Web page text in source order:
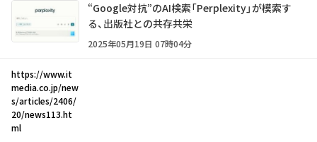
“Google対抗”のAI検索「Perplexity」が模索す
る、出版社との共存共栄
2025年05月19日 07時04分
https://www.it
media.co.jp/new
s/articles/2406/
20/news113.ht
ml